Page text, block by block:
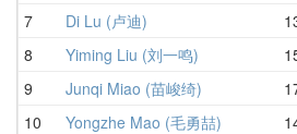
7 Di Lu (卢迪)
8 Yiming Liu (刘一鸣)
9 Junqi Miao (苗峻绮)
10 Yongzhe Mao (毛勇喆)